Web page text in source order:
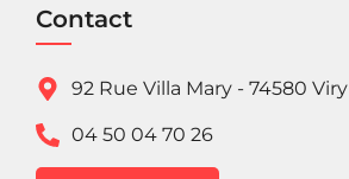
Contact
92 Rue Villa Mary - 74580 Viry
04 50 04 70 26